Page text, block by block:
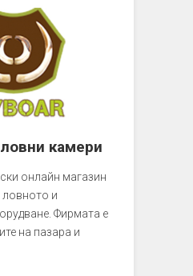
камери
онлайн магазин
ловното и
Фирмата е
на пазара и